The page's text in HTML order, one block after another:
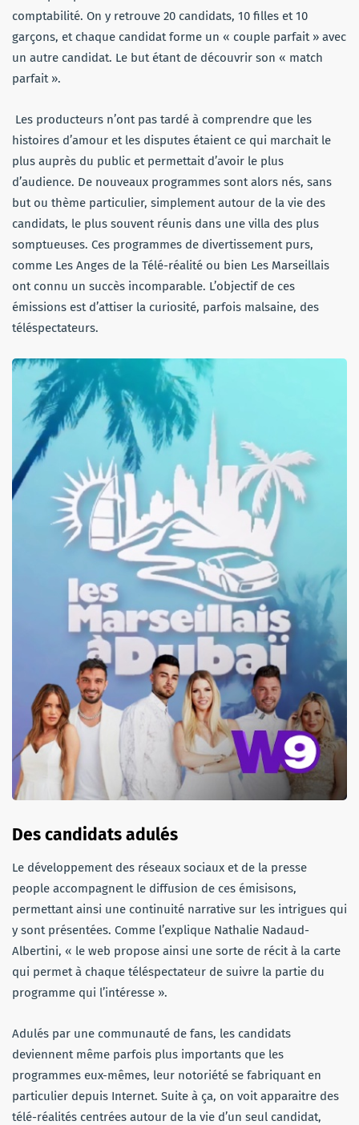
comptabilité. On y retrouve 20 candidats, 10 filles et 10
garçons, et chaque candidat forme un « couple parfait » avec
un autre candidat. Le but étant de découvrir son « match
parfait ».
Les producteurs n’ont pas tardé à comprendre que les
histoires d’amour et les disputes étaient ce qui marchait le
plus auprès du public et permettait d’avoir le plus
d’audience. De nouveaux programmes sont alors nés, sans
but ou thème particulier, simplement autour de la vie des
candidats, le plus souvent réunis dans une villa des plus
somptueuses. Ces programmes de divertissement purs,
comme Les Anges de la Télé-réalité ou bien Les Marseillais
ont connu un succès incomparable. L’objectif de ces
émissions est d’attiser la curiosité, parfois malsaine, des
téléspectateurs.
Des candidats adulés
Le développement des réseaux sociaux et de la presse
people accompagnent le diffusion de ces émisisons,
permettant ainsi une continuité narrative sur les intrigues qui
y sont présentées. Comme l’explique Nathalie Nadaud-
Albertini, « le web propose ainsi une sorte de récit à la carte
qui permet à chaque téléspectateur de suivre la partie du
programme qui l’intéresse ».
Adulés par une communauté de fans, les candidats
deviennent même parfois plus importants que les
programmes eux-mêmes, leur notoriété se fabriquant en
particulier depuis Internet. Suite à ça, on voit apparaitre des
télé-réalités centrées autour de la vie d’un seul candidat,